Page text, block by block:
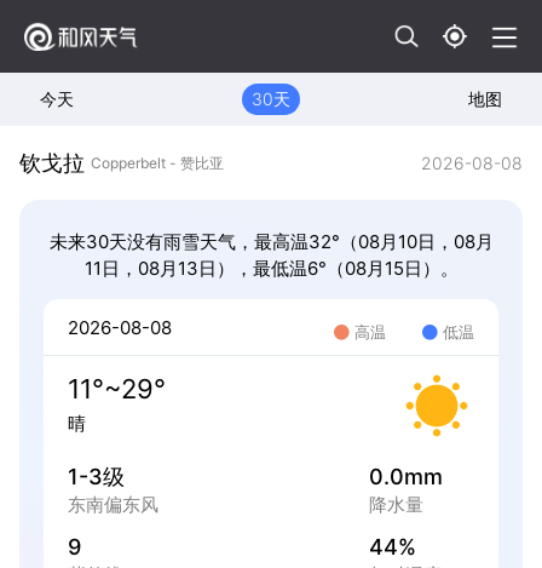
今天 30天 地图
钦戈拉 Copperbelt - 赞比亚 2026-08-08
未来30天没有雨雪天气，最高温32°（08月10日，08月
11日，08月13日），最低温6°（08月15日）。
2026-08-08 高温 低温
11°~29°
晴
1-3级
东南偏东风
0.0mm
降水量
9 44%